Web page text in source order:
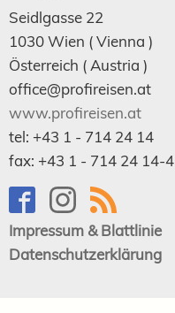
Seidlgasse 22
1030Wien ( Vienna )
Österreich (Austria )
office@profireisen.at
www.profireisen.at
tel: +43 1 - 714 24 14
fax: +43 1 - 714 24 14-4
Impressum & Blattlinie
Datenschutzerklärung